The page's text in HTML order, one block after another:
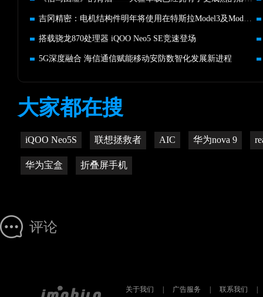
吉冈精密：电机结构件明年将使用在特斯拉Model3及ModelY车型
搭载骁龙870处理器 iQOO Neo5 SE竞速登场
5G深度融合 海信通信赋能移动安防数智化发展新进程
大家都在搜
iQOO Neo5S 联想拯救者 AIC 华为nova 9
华为宝盒 折叠屏手机
评论
关于我们 广告服务 联系我们